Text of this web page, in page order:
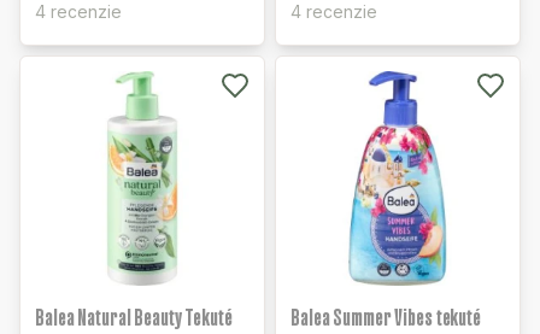
4 recenzie 4 recenzie
Balea Natural Beauty Tekuté
Balea Summer Vibes tekuté